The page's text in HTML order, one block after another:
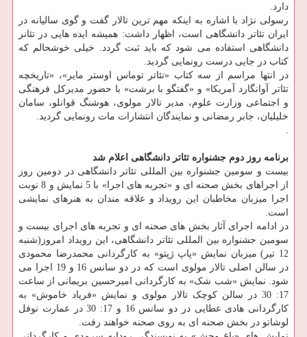
دارد.
رسولی نژاد با اشاره به اینکه مهم ترین تالار گفت و گوی سالیانه در
ایران تئاتر دانشگاهی است، اظهار داشت: همیشه ایده هایی در تئانر
دانشگاهی استفاده می شود که باید ثبت گردد. خیلی خوشحالم که
کتاب در جایی درست رونمایی گردید.
در انتها مراسم از سه کتاب «تئاتر توماس اوستر مایر»، «تاریخچه
تئاتر آوانگارد آمریکا» و «گفتگو با برشت» با حضور مدیرکل فرهنگی
و اجتماعی وزارت علوم، مدیر تالار مولوی، هوشنگ قوانلو، سامان
خلیلیان، جابر رمضانی و نمایندگان انتشارات مات رونمایی گردید.
برنامه روز دوم جشنواره تئاتر دانشگاهی اعلام شد
بیست و سومین جشنواره بین المللی تئاتر دانشگاهی در دومین روز
از اجراهای بخش صحنه ای و «تجربه های اجرا» با 5 نمایش و 8 نوبت
اجرا میزبان مخاطبان این رویداد و علاقه مندان به هنرهای نمایشی
است.
در ادامه اجرای آثار بخش های صحنه ای و تجربه های اجرای بیست و
سومین جشنواره بین المللی تئاتر دانشگاهی، این رویداد امروز(شنبه
12 تیر) میزبان نمایش «پاپ ژپتو» به کارگردانی محمدرضا محمودی
در سالن اصلی تالار مولوی است که در دو سانس 16 و 19 اجرا می
شود. نمایش «شب شک» به کارگردانی امیرحسین بریمانی از ساعت
17: 30 در سالن کوچک تالار مولوی و نمایش «فریاد خاموش» به
کارگردانی هادی عطایی در دو سانس 16 و 17: 30 در عمارت نوفل
لوشاتو در بخش صحنه ای به روی صحنه خواهند رفت.